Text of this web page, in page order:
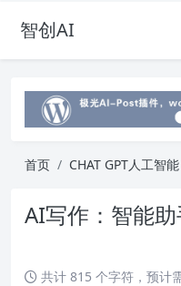
智创AI
首页 CHAT GPT人工智能
AI写作：智能
共计 815 个字符，预计